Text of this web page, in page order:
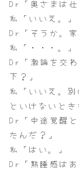
Dr「奥さまは
私「いいえ。」
Dr「そうか。
私「・・・。」
Dr「激論を交
下？」
私「いいえ。
といけないとき
Dr「中途覚醒
たんだ？」
私「はい。」
Dr「熟睡感はあ